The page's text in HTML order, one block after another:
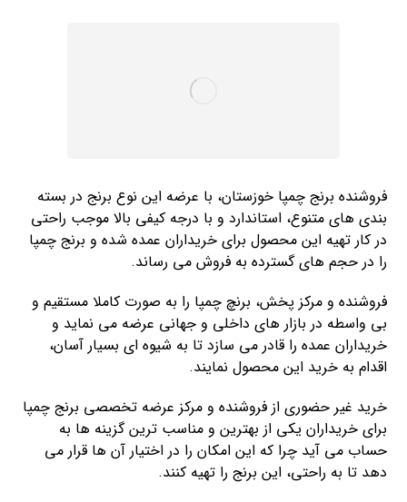
فروشنده برنج چمپا خوزستان، با عرضه این نوع برنج در بسته
بندی های متنوع، استاندارد و با درجه کیفی بالا موجب راحتی
در کار تهیه این محصول برای خریداران عمده شده و برنج چمپا
را در حجم های گسترده به فروش می رساند.
فروشنده و مرکز پخش، برنچ چمپا را به صورت کاملا مستقیم و
بی واسطه در بازار های داخلی و جهانی عرضه می نماید و
خریداران عمده را قادر می سازد تا به شیوه ای بسیار آسان،
اقدام به خرید این محصول نمایند.
خرید غیر حضوری از فروشنده و مرکز عرضه تخصصی برنج چمپا
برای خریداران یکی از بهترین و مناسب ترین گزینه ها به
حساب می آید چرا که این امکان را در اختیار آن ها قرار می
دهد تا به راحتی، این برنج را تهیه کنند.